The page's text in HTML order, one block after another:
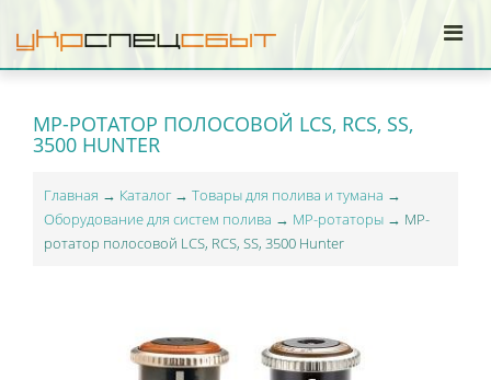
МР-РОТАТОР ПОЛОСОВОЙ LCS, RCS, SS,
3500 HUNTER
Главная → Каталог→ Товары для полива и тумана →
Оборудование для систем полива → МР-ротаторы → МР-
ротатор полосовой LCS, RCS, SS, 3500 Hunter